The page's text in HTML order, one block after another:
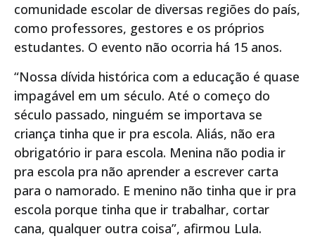
comunidade escolar de diversas regiões do país,
como professores, gestores e os próprios
estudantes. O evento não ocorria há 15 anos.
“Nossa dívida histórica com a educação é quase
impagável em um século. Até o começo do
século passado, ninguém se importava se
criança tinha que ir pra escola. Aliás, não era
obrigatório ir para escola. Menina não podia ir
pra escola pra não aprender a escrever carta
para o namorado. E menino não tinha que ir pra
escola porque tinha que ir trabalhar, cortar
cana, qualquer outra coisa”, afirmou Lula.